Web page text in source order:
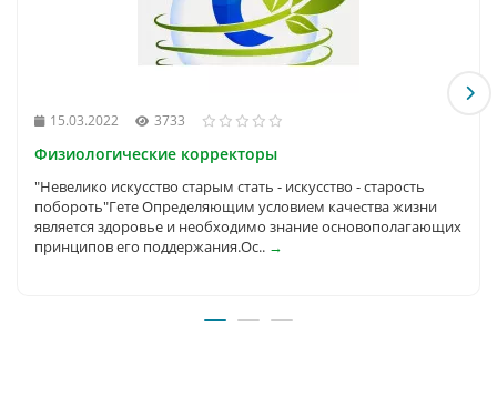
15.03.2022 3733
Физиологические корректоры
"Невелико искусство старым стать - искусство - старость
побороть"Гете Определяющим условием качества жизни
является здоровье и необходимо знание основополагающих
принципов его поддержания.Ос.. →